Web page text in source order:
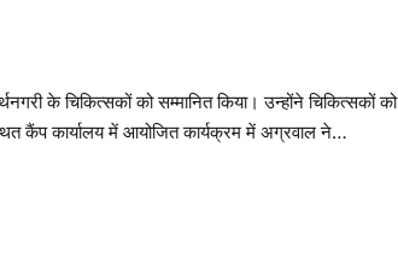
के चिकित्सकों को सम्मानित किया। उन्होंने चिकित्सकों को
कैंप कार्यालय में आयोजित कार्यक्रम में अग्रवाल ने…